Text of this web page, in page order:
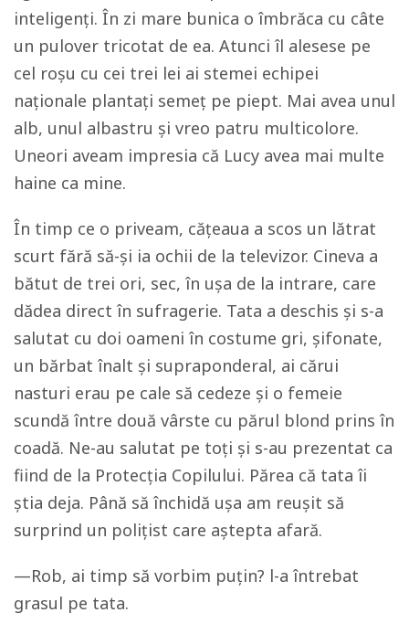
inteligenți. În zi mare bunica o îmbrăca cu câte
un pulover tricotat de ea. Atunci îl alesese pe
cel roșu cu cei trei lei ai stemei echipei
naționale plantați semeț pe piept. Mai avea unul
alb, unul albastru și vreo patru multicolore.
Uneori aveam impresia că Lucy avea mai multe
haine ca mine.
În timp ce o priveam, cățeaua a scos un lătrat
scurt fără să-și ia ochii de la televizor. Cineva a
bătut de trei ori, sec, în ușa de la intrare, care
dădea direct în sufragerie. Tata a deschis și s-a
salutat cu doi oameni în costume gri, șifonate,
un bărbat înalt și supraponderal, ai cărui
nasturi erau pe cale să cedeze și o femeie
scundă între două vârste cu părul blond prins în
coadă. Ne-au salutat pe toți și s-au prezentat ca
fiind de la Protecția Copilului. Părea că tata îi
știa deja. Până să închidă ușa am reușit să
surprind un polițist care aștepta afară.
—Rob, ai timp să vorbim puțin? l-a întrebat
grasul pe tata.